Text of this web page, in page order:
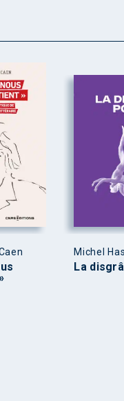
Michel
La